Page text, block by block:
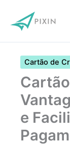
para
Cartão de
e